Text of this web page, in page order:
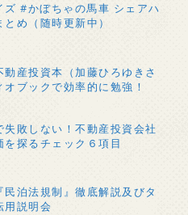
ズ #かぼちゃの馬車 シェアハ
め（随時更新中）
動産投資本（加藤ひろゆきさ
ブックで効率的に勉強！
失敗しない！不動産投資会社
を探るチェック６項目
民泊法規制』徹底解説及びタ
用説明会